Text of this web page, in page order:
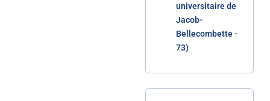
universitaire de
Jacob-
Bellecombette -
73)